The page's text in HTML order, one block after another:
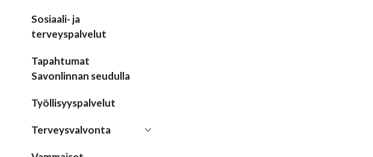
Sosiaali- ja
terveyspalvelut
Tapahtumat
Savonlinnan seudulla
Työllisyyspalvelut
Terveysvalvonta